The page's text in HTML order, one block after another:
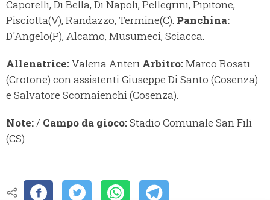
Caporelli, Di Bella, Di Napoli, Pellegrini, Pipitone,
Pisciotta(V), Randazzo, Termine(C). Panchina:
D'Angelo(P), Alcamo, Musumeci, Sciacca.
Allenatrice:Valeria Anteri Arbitro:Marco Rosati
(Crotone) con assistenti Giuseppe Di Santo (Cosenza)
e Salvatore Scornaienchi (Cosenza).
Note:/ Campo da gioco:Stadio Comunale San Fili
(CS)